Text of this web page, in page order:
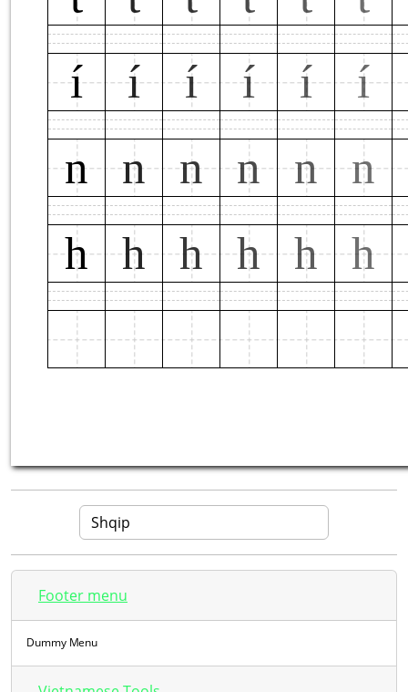
í
í í í í
í
n
n n n n
n
h
h h h h h
Footer menu
Dummy Menu